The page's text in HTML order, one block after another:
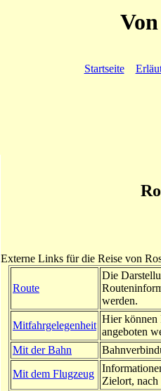
Startseite
Externe Links für die Reise von
Route
Die
werden.
Mitfahrgelegenheit
Hier können
angeboten
Mit der Bahn
Mit dem Flugzeug
Zielort, nach